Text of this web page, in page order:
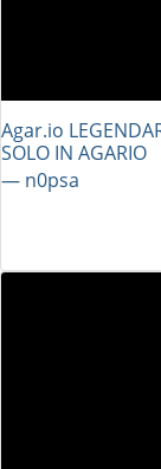
Agar.io
SOLO IN AGARIO
― n0psa